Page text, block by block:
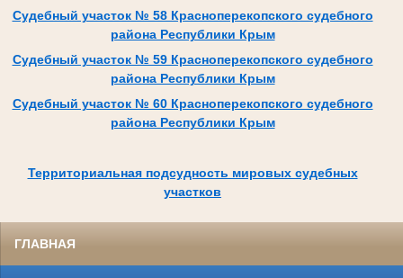
Судебный участок № 58 Красноперекопского судебного
района Республики Крым
Судебный участок № 59 Красноперекопского судебного
района Республики Крым
Судебный участок № 60 Красноперекопского судебного
района Республики Крым
Территориальная подсудность мировых судебных
участков
ГЛАВНАЯ